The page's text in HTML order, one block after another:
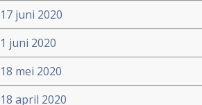
juni 2020
juni 2020
mei 2020
april 2020